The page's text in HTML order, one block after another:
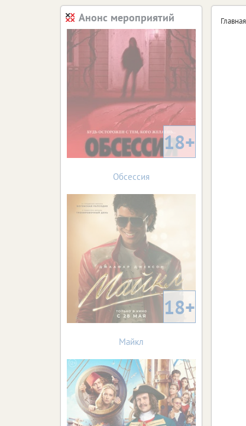
Главная
Анонс мероприятий
18+
Обсессия
18+
Майкл